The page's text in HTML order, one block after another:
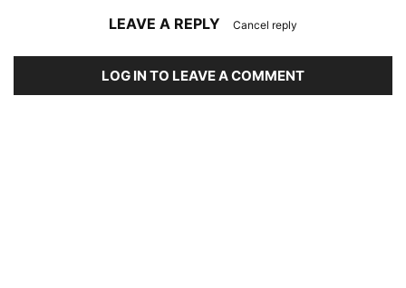
LEAVE A REPLY Cancel reply
LOG IN TO LEAVE A COMMENT